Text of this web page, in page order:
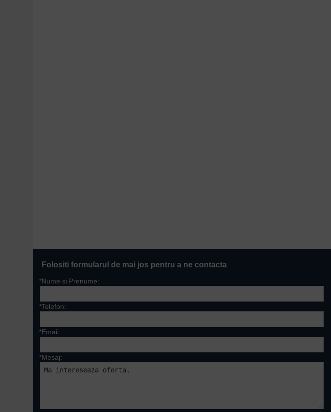
Folositi formularul de mai jos pentru a ne contacta
*Nume si Prenume:
*Telefon:
*Email:
*Mesaj: